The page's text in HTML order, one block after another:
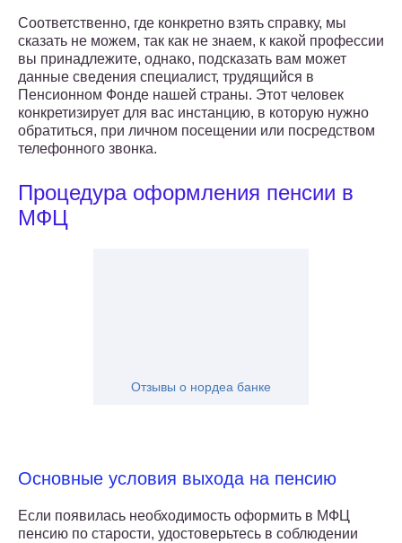
Соответственно, где конкретно взять справку, мы
сказать не можем, так как не знаем, к какой профессии
вы принадлежите, однако, подсказать вам может
данные сведения специалист, трудящийся в
Пенсионном Фонде нашей страны. Этот человек
конкретизирует для вас инстанцию, в которую нужно
обратиться, при личном посещении или посредством
телефонного звонка.
Процедура оформления пенсии в
МФЦ
Отзывы о нордеа банке
Основные условия выхода на пенсию
Если появилась необходимость оформить в МФЦ
пенсию по старости, удостоверьтесь в соблюдении